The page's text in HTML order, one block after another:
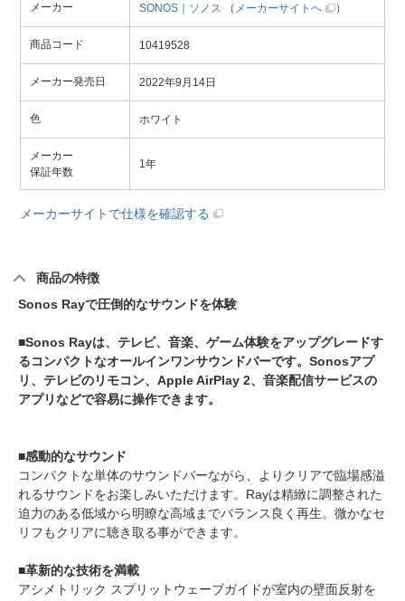
メーカー SONOS｜ソノス （ メーカーサイトへ ）
商品コード 10419528
メーカー発売日 2022年9月14日
色 ホワイト
メーカー
保証年数
1年
メーカーサイトで仕様を確認する
商品の特徴
Sonos Rayで圧倒的なサウンドを体験
■Sonos Rayは、テレビ、音楽、ゲーム体験をアップグレードす
るコンパクトなオールインワンサウンドバーです。Sonosアプ
リ、テレビのリモコン、Apple AirPlay 2、音楽配信サービスの
アプリなどで容易に操作できます。
■感動的なサウンド
コンパクトな単体のサウンドバーながら、よりクリアで臨場感溢
れるサウンドをお楽しみいただけます。Rayは精緻に調整された
迫力のある低域から明瞭な高域までバランス良く再生。微かなセ
リフもクリアに聴き取る事ができます。
■革新的な技術を満載
アシメトリック スプリットウェーブガイドが室内の壁面反射を